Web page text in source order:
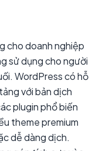
cho doanh nghiệp
sử dụng cho người
WordPress có hỗ
với bản dịch
plugin phổ biến
theme premium
dễ dàng dịch.